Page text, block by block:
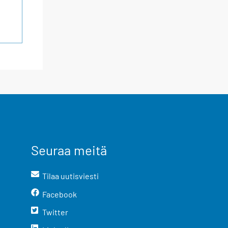
Seuraa meitä
Tilaa uutisviesti
Facebook
Twitter